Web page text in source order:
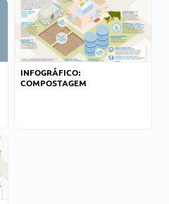
INFOGRÁFICO:
COMPOSTAGEM